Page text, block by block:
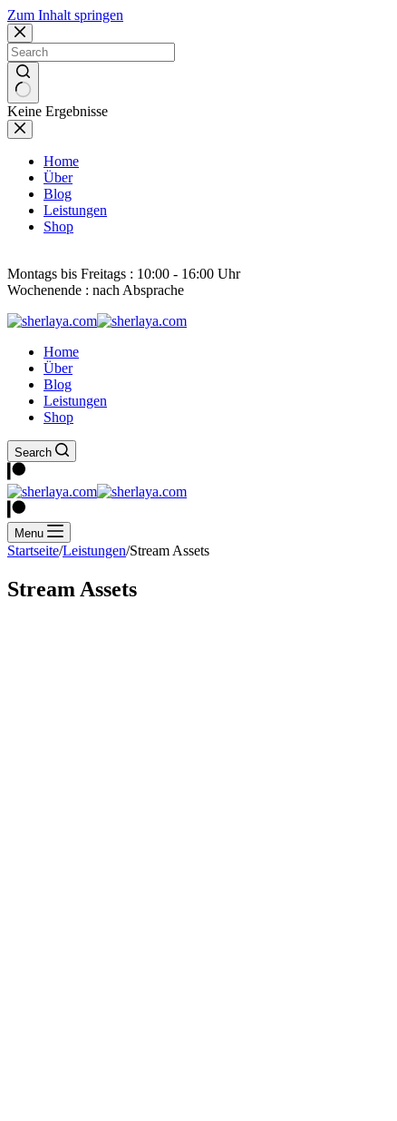
Zum Inhalt springen
Keine Ergebnisse
Home
Über
Blog
Leistungen
Shop
Montags bis Freitags : 10:00 - 16:00 Uhr
Wochenende : nach Absprache
Home
Über
Blog
Leistungen
Shop
Search
Menu
Startseite/Leistungen/Stream Assets
Stream Assets